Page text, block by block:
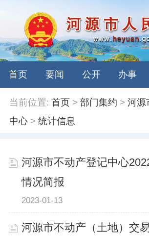
首页 要闻 公开 办事
当前位置: 首页 >部门集约 >河源
中心 >统计信息
河源市不动产登记中心
情况简报
2023-01-13
河源市不动产（土地）交